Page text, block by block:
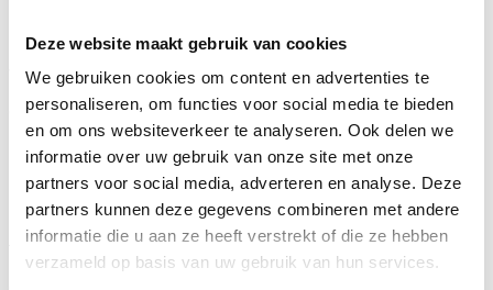
Deze website maakt gebruik van cookies
We gebruiken cookies om content en advertenties te
personaliseren, om functies voor social media te bieden
en om ons websiteverkeer te analyseren. Ook delen we
informatie over uw gebruik van onze site met onze
partners voor social media, adverteren en analyse. Deze
partners kunnen deze gegevens combineren met andere
informatie die u aan ze heeft verstrekt of die ze hebben
verzameld op basis van uw gebruik van hun services.
Verder hoeft u geen voorbereidingen te treffen. U mag gewoon
eten, drinken en indien nodig uw medicijnen gebruiken (met
uitzondering van bloedverdunners).
Uitvoering
Tijdens de behandeling ligt u op een behandeltafel. Met een